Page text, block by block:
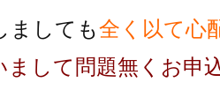
ましても全く以て心
まして問題無くお申